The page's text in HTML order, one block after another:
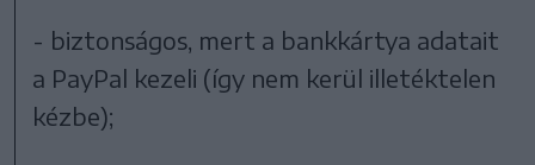
- biztonságos, mert a bankkártya adatait
a PayPal kezeli (így nem kerül illetéktelen
kézbe);